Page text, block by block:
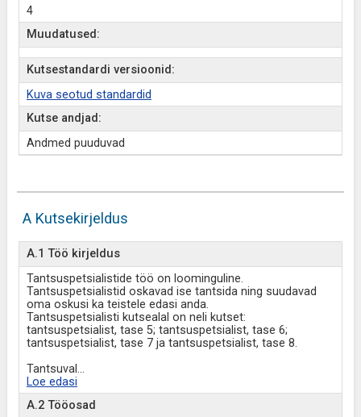
4
Muudatused:
Kutsestandardi versioonid:
Kuva seotud standardid
Kutse andjad:
Andmed puuduvad
A Kutsekirjeldus
A.1 Töö kirjeldus
Tantsuspetsialistide töö on loominguline.
Tantsuspetsialistid oskavad ise tantsida ning suudavad
oma oskusi ka teistele edasi anda.
Tantsuspetsialisti kutsealal on neli kutset:
tantsuspetsialist, tase 5; tantsuspetsialist, tase 6;
tantsuspetsialist, tase 7 ja tantsuspetsialist, tase 8.
Tantsuval...
Loe edasi
A.2 Tööosad